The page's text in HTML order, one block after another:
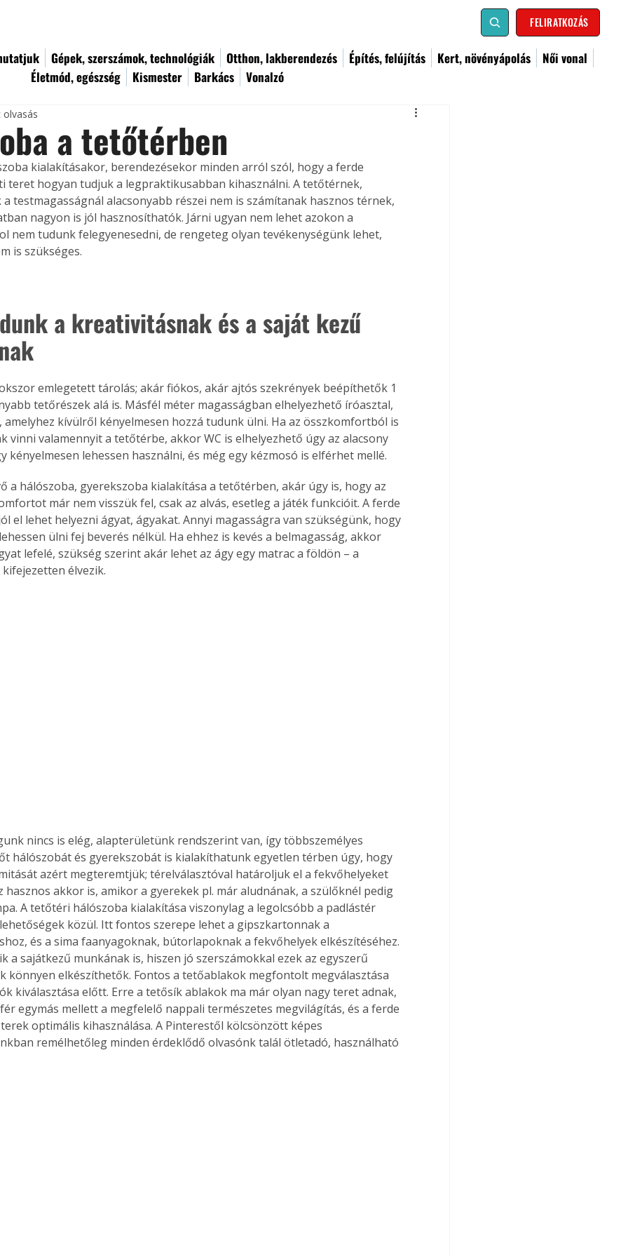
FELIRATKOZÁS
Gépek, szerszámok, technológiák Otthon, lakberendezés Építés, felújítás Kert, növényápolás
Női vonal
Életmód, egészség
Kismester Barkács Vonalzó
a tetőtérben
olvasás
kialakításakor, berendezésekor minden arról szól, hogy a ferde
teret hogyan tudjuk a legpraktikusabban kihasználni. A tetőtérnek,
testmagasságnál alacsonyabb részei nem is számítanak hasznos térnek,
nagyon is jól hasznosíthatók. Járni ugyan nem lehet azokon a
nem tudunk felegyenesedni, de rengeteg olyan tevékenységünk lehet,
is szükséges.
a kreativitásnak és a saját kezű
emlegetett tárolás; akár fiókos, akár ajtós szekrények beépíthetők 1
tetőrészek alá is. Másfél méter magasságban elhelyezhető íróasztal,
amelyhez kívülről kényelmesen hozzá tudunk ülni. Ha az összkomfortból is
vinni valamennyit a tetőtérbe, akkor WC is elhelyezhető úgy az alacsony
kényelmesen lehessen használni, és még egy kézmosó is elférhet mellé.
a hálószoba, gyerekszoba kialakítása a tetőtérben, akár úgy is, hogy az
már nem visszük fel, csak az alvás, esetleg a játék funkcióit. A ferde
el lehet helyezni ágyat, ágyakat. Annyi magasságra van szükségünk, hogy
ülni fej beverés nélkül. Ha ehhez is kevés a belmagasság, akkor
lefelé, szükség szerint akár lehet az ágy egy matrac a földön – a
élvezik.
nincs is elég, alapterületünk rendszerint van, így többszemélyes
hálószobát és gyerekszobát is kialakíthatunk egyetlen térben úgy, hogy
azért megteremtjük; térelválasztóval határoljuk el a fekvőhelyeket
hasznos akkor is, amikor a gyerekek pl. már aludnának, a szülőknél pedig
A tetőtéri hálószoba kialakítása viszonylag a legolcsóbb a padlástér
közül. Itt fontos szerepe lehet a gipszkartonnak a
és a sima faanyagoknak, bútorlapoknak a fekvőhelyek elkészítéséhez.
a sajátkezű munkának is, hiszen jó szerszámokkal ezek az egyszerű
könnyen elkészíthetők. Fontos a tetőablakok megfontolt megválasztása
kiválasztása előtt. Erre a tetősík ablakok ma már olyan nagy teret adnak,
egymás mellett a megfelelő nappali természetes megvilágítás, és a ferde
optimális kihasználása. A Pinterestől kölcsönzött képes
remélhetőleg minden érdeklődő olvasónk talál ötletadó, használható